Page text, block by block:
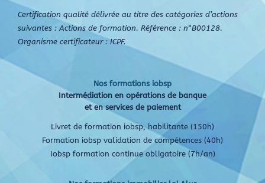
Certification qualité délivrée au titre des catégories d’actions
suivantes : Actions de formation. Référence : n°B00128.
Organisme certificateur : ICPF.
Nos formations iobsp
Intermédiation en opérations de banque
et en services de paiement
Livret de formation iobsp, habilitante (150h)
Formation iobsp validation de compétences (40h)
Iobsp formation continue obligatoire (7h/an)